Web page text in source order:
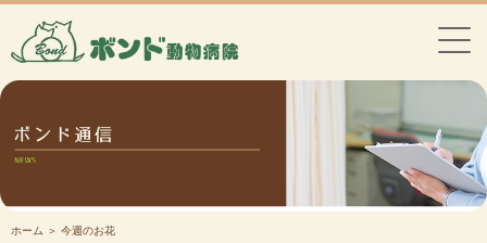
ホーム ＞ 今週のお花